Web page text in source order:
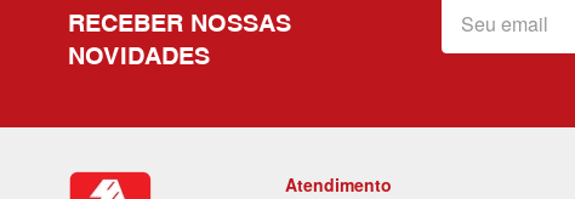
RECEBER NOSSAS
NOVIDADES
Atendimento